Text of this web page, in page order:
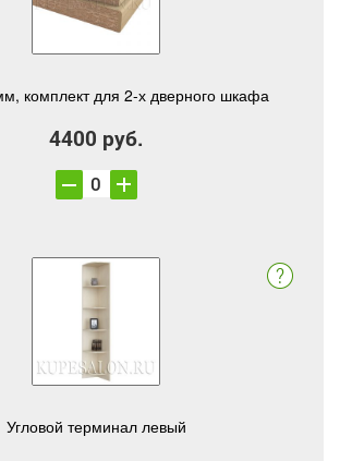
комплект для 2-х дверного шкафа
4400 руб.
Угловой терминал левый